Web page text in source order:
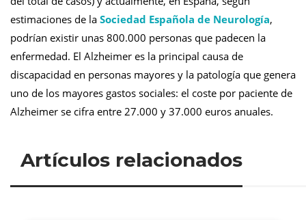
estimaciones de la Sociedad Española de Neurología,
podrían existir unas 800.000 personas que padecen la
enfermedad. El Alzheimer es la principal causa de
discapacidad en personas mayores y la patología que genera
uno de los mayores gastos sociales: el coste por paciente de
Alzheimer se cifra entre 27.000 y 37.000 euros anuales.
Artículos relacionados